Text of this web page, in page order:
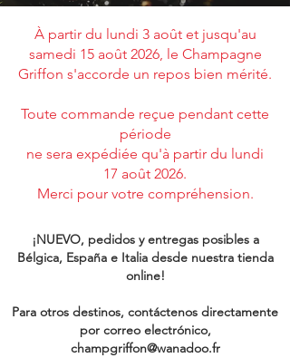
À partir du lundi 3 août et jusqu'au
samedi 15 août 2026, le Champagne
Griffon s'accorde un repos bien mérité.
Toute commande reçue pendant cette
période
ne sera expédiée qu'à partir du lundi
17 août 2026.
Merci pour votre compréhension.
¡NUEVO, pedidos y entregas posibles a
Bélgica, España e Italia desde nuestra tienda
online!
Para otros destinos, contáctenos directamente
por correo electrónico,
champgriffon@wanadoo.fr